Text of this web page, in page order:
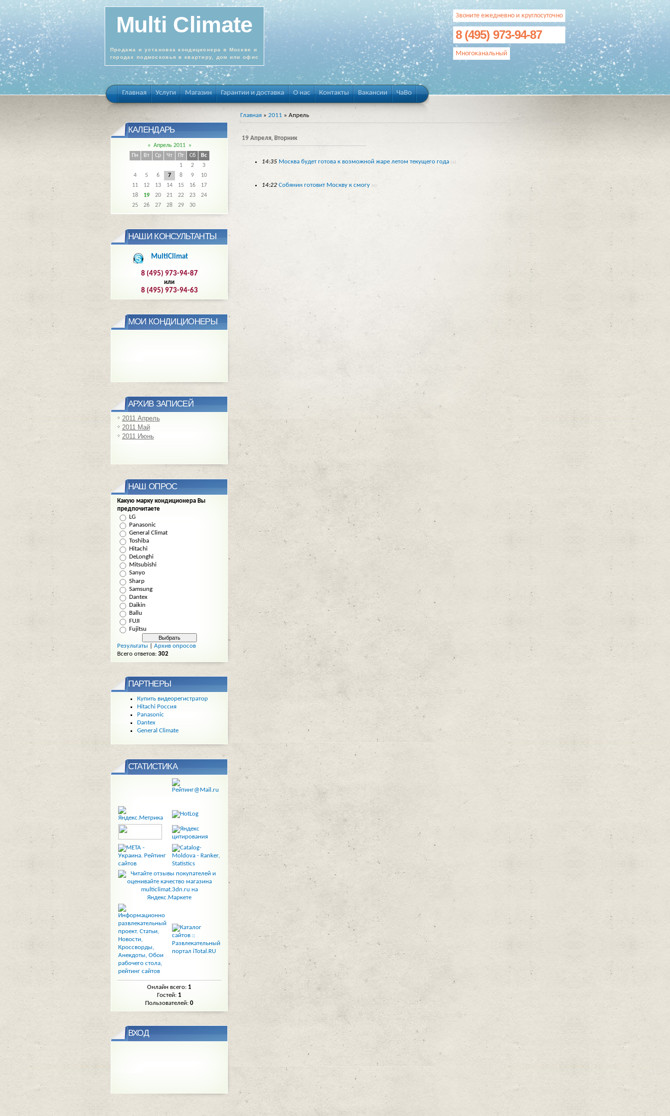
Multi Climate
Продажа и установка кондиционера в Москве и
городах подмосковья в квартиру, дом или офис
Звоните ежедневно и круглосуточно
8 (495) 973-94-87
Многоканальный
Главная Услуги Магазин Гарантии и доставка О нас Контакты Вакансии ЧаВо
Главная » 2011 » Апрель
19 Апреля, Вторник
14:35 Москва будет готова к возможной жаре летом текущего года (3)
14:22 Собянин готовит Москву к смогу (0)
КАЛЕНДАРЬ
« Апрель 2011
»
Пн
Вт Ср Чт Пт Сб
Вс
1
2
3
4
5 6 7 8 9
10
11
12 13 14 15 16
17
18
19 20 21 22 23
24
25
26 27 28 29 30
НАШИ КОНСУЛЬТАНТЫ
MultiClimat
8 (495) 973-94-87
или
8 (495) 973-94-63
МОИ КОНДИЦИОНЕРЫ
АРХИВ ЗАПИСЕЙ
2011 Апрель
2011 Май
2011 Июнь
НАШ ОПРОС
Какую марку кондиционера Вы
предпочитаете
LG
Panasonic
General Climat
Toshiba
Hitachi
DeLonghi
Mitsubishi
Sanyo
Sharp
Samsung
Dantex
Daikin
Ballu
FUJI
Fujitsu
Результаты
Архив опросов
Всего ответов: 302
ПАРТНЕРЫ
Купить видеорегистратор
Hitachi Россия
Panasonic
Dantex
General Climate
СТАТИСТИКА
Онлайн всего: 1
Гостей: 1
Пользователей: 0
ВХОД